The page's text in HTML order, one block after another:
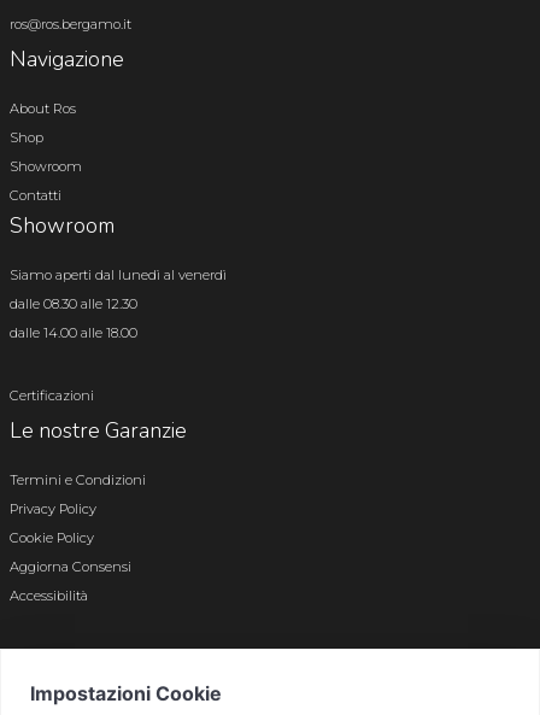
ros@ros.bergamo.it
Navigazione
About Ros
Shop
Showroom
Contatti
Showroom
Siamo aperti dal lunedì al venerdì
dalle 08.30 alle 12.30
dalle 14.00 alle 18.00
Certificazioni
Le nostre Garanzie
Termini e Condizioni
Privacy Policy
Cookie Policy
Aggiorna Consensi
Accessibilità